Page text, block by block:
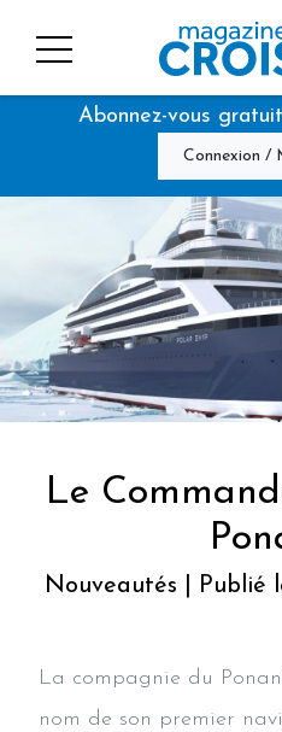
Abonnez-vous
Connexion /
Le
Nouveautés | Publié
La compagnie du
nom de son premier